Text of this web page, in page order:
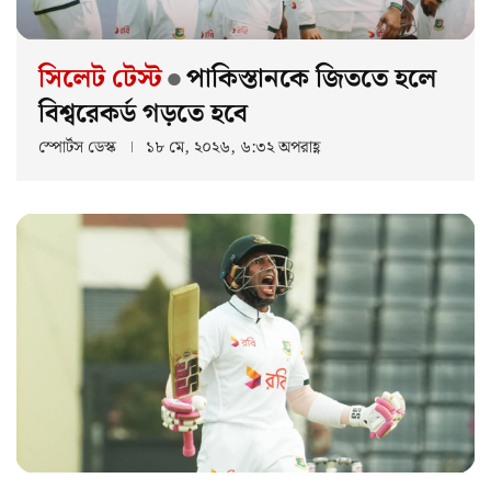
সিলেট টেস্ট•পাকিস্তানকে জিততে হলে
বিশ্বরেকর্ড গড়তে হবে
স্পোর্টস ডেস্ক ১৮ মে, ২০২৬, ৬:৩২ অপরাহ্ণ